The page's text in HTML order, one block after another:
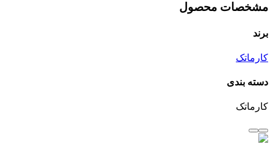
مشخصات محصول
برند
کارماتک
دسته بندی
کارماتک